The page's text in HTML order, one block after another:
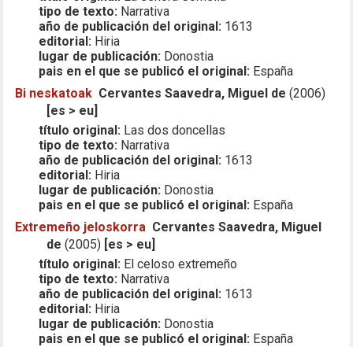
tipo de texto: Narrativa
año de publicación del original: 1613
editorial: Hiria
lugar de publicación: Donostia
pais en el que se publicó el original: España
Bi neskatoak Cervantes Saavedra, Miguel de (2006)
[es > eu]
título original: Las dos doncellas
tipo de texto: Narrativa
año de publicación del original: 1613
editorial: Hiria
lugar de publicación: Donostia
pais en el que se publicó el original: España
Extremeño jeloskorra Cervantes Saavedra, Miguel
de (2005) [es > eu]
título original: El celoso extremeño
tipo de texto: Narrativa
año de publicación del original: 1613
editorial: Hiria
lugar de publicación: Donostia
pais en el que se publicó el original: España